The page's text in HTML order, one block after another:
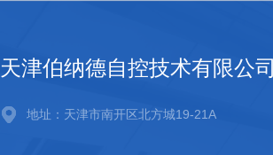
天津伯纳德自控技术有限公司
地址：天津市南开区北方城19-21A